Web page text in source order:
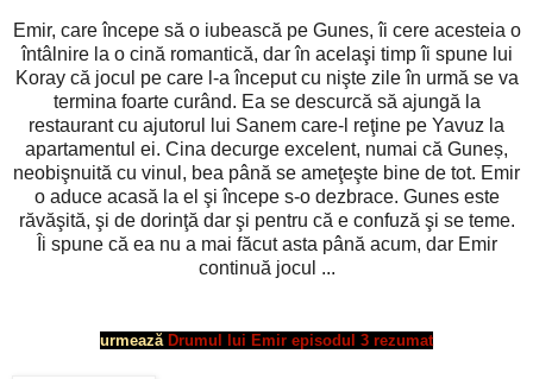
Emir, care începe să o iubească pe Gunes, îi cere acesteia o
întâlnire la o cină romantică, dar în acelaşi timp îi spune lui
Koray că jocul pe care l-a început cu nişte zile în urmă se va
termina foarte curând. Ea se descurcă să ajungă la
restaurant cu ajutorul lui Sanem care-l reţine pe Yavuz la
apartamentul ei. Cina decurge excelent, numai că Guneș,
neobişnuită cu vinul, bea până se ameţeşte bine de tot. Emir
o aduce acasă la el şi începe s-o dezbrace. Gunes este
răvăşită, şi de dorinţă dar şi pentru că e confuză şi se teme.
Îi spune că ea nu a mai făcut asta până acum, dar Emir
continuă jocul ...
urmează Drumul lui Emir episodul 3 rezumat